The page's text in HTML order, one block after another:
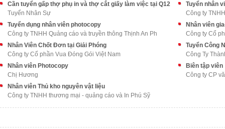
Cần tuyển gấp thợ phụ in và thợ cắt giấy làm việc tại Q12
Tuyển Nhân Sự
Tuyển nhân
Công ty
Tuyển dụng nhân viên photocopy
Công ty TNHH Quảng cáo và truyền thông Thịnh An Ph
Nhân viên
Công ty Cổ
Nhân Viên Chốt Đơn tại Giải Phóng
Công ty Cổ phần Vua Đóng Gói Việt Nam
Tuyển Công
Công Ty
Nhân viên Photocopy
Chị Hương
Biên tập viên
Công ty CP
Nhân viên Thủ kho nguyên vật liệu
Công ty TNHH thương mại - quảng cáo và In Phú Sỹ